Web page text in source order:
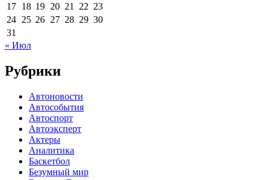
17 18 19 20 21 22 23
24 25 26 27 28 29 30
31
« Июл
Рубрики
Автоновости
Автособытия
Автоспорт
Автоэксперт
Актеры
Аналитика
Баскетбол
Безумный мир